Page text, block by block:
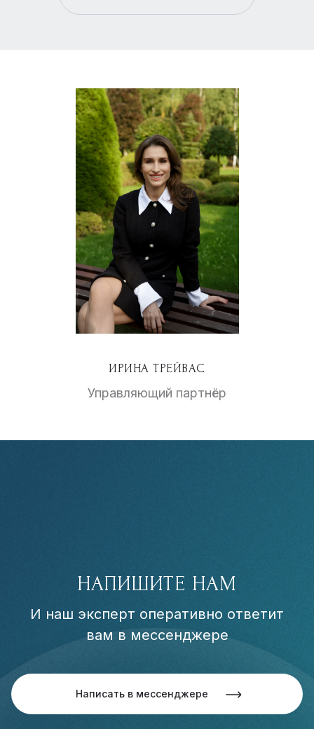
ИРИНА ТРЕЙВАС
Управляющий партнёр
НАПИШИТЕ НАМ
И наш эксперт оперативно ответит
вам в мессенджере
Написать в мессенджере